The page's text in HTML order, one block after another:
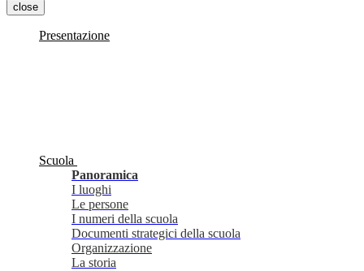
close
Presentazione
Scuola
Panoramica
I luoghi
Le persone
I numeri della scuola
Documenti strategici della scuola
Organizzazione
La storia